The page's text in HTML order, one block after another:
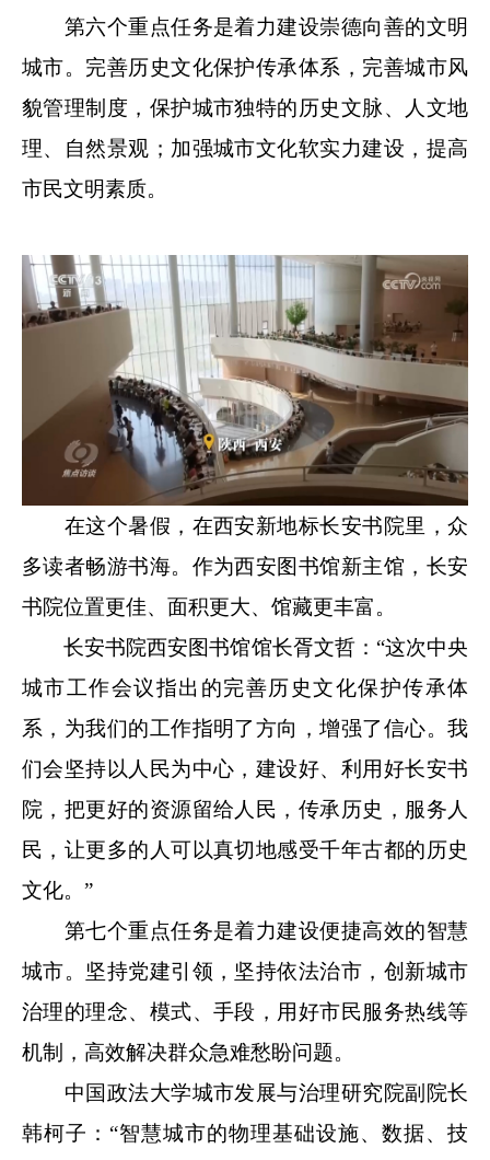
第六个重点任务是着力建设崇德向善的文明
城市。完善历史文化保护传承体系，完善城市风
貌管理制度，保护城市独特的历史文脉、人文地
理、自然景观；加强城市文化软实力建设，提高
市民文明素质。
在这个暑假，在西安新地标长安书院里，众
多读者畅游书海。作为西安图书馆新主馆，长安
书院位置更佳、面积更大、馆藏更丰富。
长安书院西安图书馆馆长胥文哲：“这次中央
城市工作会议指出的完善历史文化保护传承体
系，为我们的工作指明了方向，增强了信心。我
们会坚持以人民为中心，建设好、利用好长安书
院，把更好的资源留给人民，传承历史，服务人
民，让更多的人可以真切地感受千年古都的历史
文化。”
第七个重点任务是着力建设便捷高效的智慧
城市。坚持党建引领，坚持依法治市，创新城市
治理的理念、模式、手段，用好市民服务热线等
机制，高效解决群众急难愁盼问题。
中国政法大学城市发展与治理研究院副院长
韩柯子：“智慧城市的物理基础设施、数据、技